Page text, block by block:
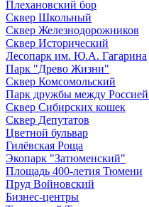
Плехановский бор
Сквер Школьный
Сквер Железнодорожников
Сквер Исторический
Лесопарк им. Ю.А. Гагарина
Парк "Древо Жизни"
Сквер Комсомольский
Парк дружбы между
Сквер Сибирских кошек
Сквер Депутатов
Цветной бульвар
Гилёвская Роща
Экопарк "Затюменский"
Площадь 400-летия Тюмени
Пруд Войновский
Бизнес-центры